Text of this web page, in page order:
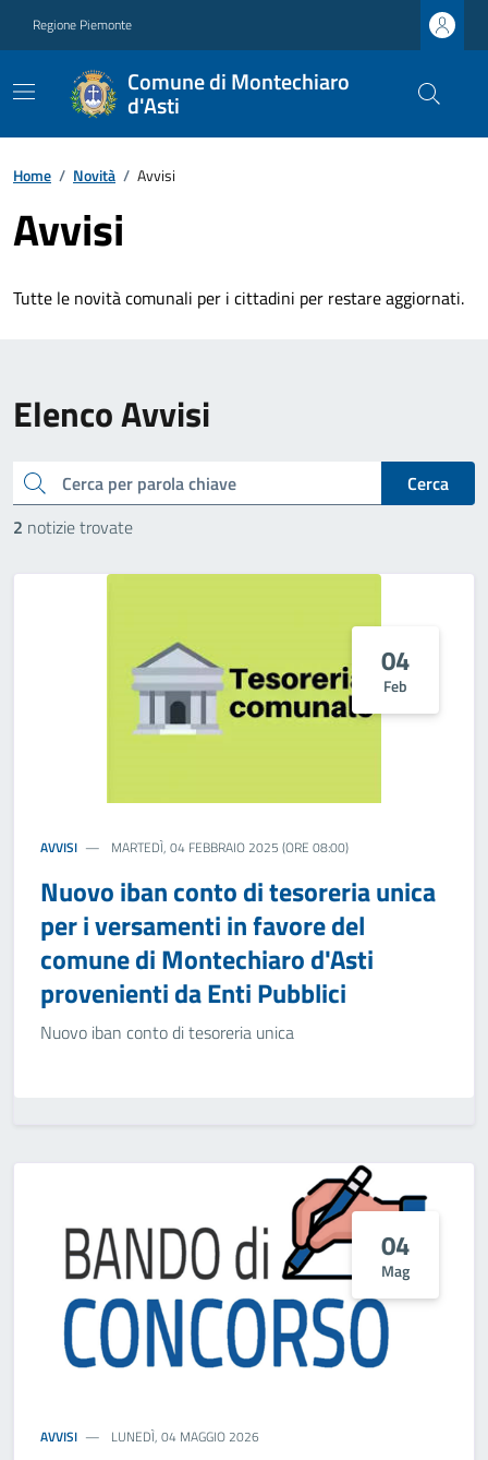
Regione Piemonte
Comune di Montechiaro
d'Asti
Home / Novità / Avvisi
Avvisi
Tutte le novità comunali per i cittadini per restare aggiornati.
Elenco Avvisi
cerca
Cerca
2 notizie trovate
04
Feb
AVVISI MARTEDÌ, 04 FEBBRAIO 2025 (ORE 08:00)
Nuovo iban conto di tesoreria unica
per i versamenti in favore del
comune di Montechiaro d'Asti
provenienti da Enti Pubblici
Nuovo iban conto di tesoreria unica
04
Mag
AVVISI LUNEDÌ, 04 MAGGIO 2026